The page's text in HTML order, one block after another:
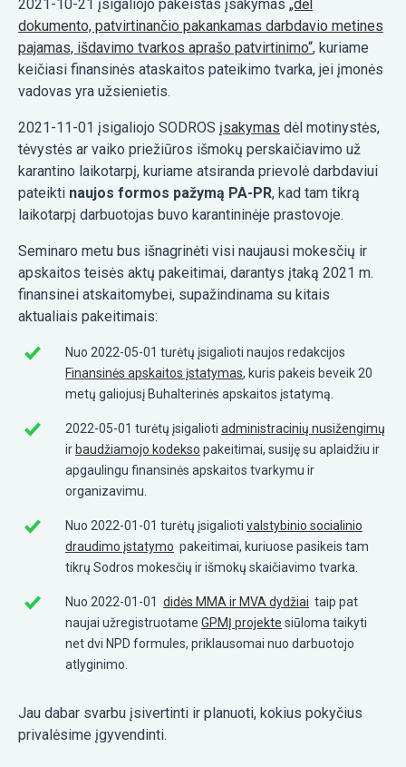
2021-10-21 įsigaliojo pakeistas įsakymas „dėl
dokumento, patvirtinančio pakankamas darbdavio metines
pajamas, išdavimo tvarkos aprašo patvirtinimo“, kuriame
keičiasi finansinės ataskaitos pateikimo tvarka, jei įmonės
vadovas yra užsienietis.
2021-11-01 įsigaliojo SODROS įsakymas dėl motinystės,
tėvystės ar vaiko priežiūros išmokų perskaičiavimo už
karantino laikotarpį, kuriame atsiranda prievolė darbdaviui
pateikti naujos formos pažymą PA-PR, kad tam tikrą
laikotarpį darbuotojas buvo karantininėje prastovoje.
Seminaro metu bus išnagrinėti visi naujausi mokesčių ir
apskaitos teisės aktų pakeitimai, darantys įtaką 2021 m.
finansinei atskaitomybei, supažindinama su kitais
aktualiais pakeitimais:
Nuo 2022-05-01 turėtų įsigalioti naujos redakcijos
Finansinės apskaitos įstatymas, kuris pakeis beveik 20
metų galiojusį Buhalterinės apskaitos įstatymą.
2022-05-01 turėtų įsigalioti administracinių nusižengimų
ir baudžiamojo kodekso pakeitimai, susiję su aplaidžiu ir
apgaulingu finansinės apskaitos tvarkymu ir
organizavimu.
Nuo 2022-01-01 turėtų įsigalioti valstybinio socialinio
draudimo įstatymo pakeitimai, kuriuose pasikeis tam
tikrų Sodros mokesčių ir išmokų skaičiavimo tvarka.
Nuo 2022-01-01 didės MMA ir MVA dydžiai taip pat
naujai užregistruotame GPMĮ projekte siūloma taikyti
net dvi NPD formules, priklausomai nuo darbuotojo
atlyginimo.
Jau dabar svarbu įsivertinti ir planuoti, kokius pokyčius
privalėsime įgyvendinti.